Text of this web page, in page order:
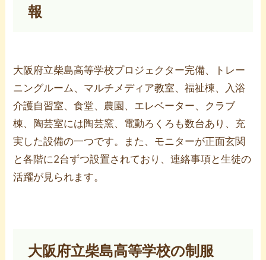
報
大阪府立柴島高等学校プロジェクター完備、トレー
ニングルーム、マルチメディア教室、福祉棟、入浴
介護自習室、食堂、農園、エレベーター、クラブ
棟、陶芸室には陶芸窯、電動ろくろも数台あり、充
実した設備の一つです。また、モニターが正面玄関
と各階に2台ずつ設置されており、連絡事項と生徒の
活躍が見られます。
大阪府立柴島高等学校の制服